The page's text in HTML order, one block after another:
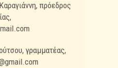
πρόεδρος
γραμματέας,